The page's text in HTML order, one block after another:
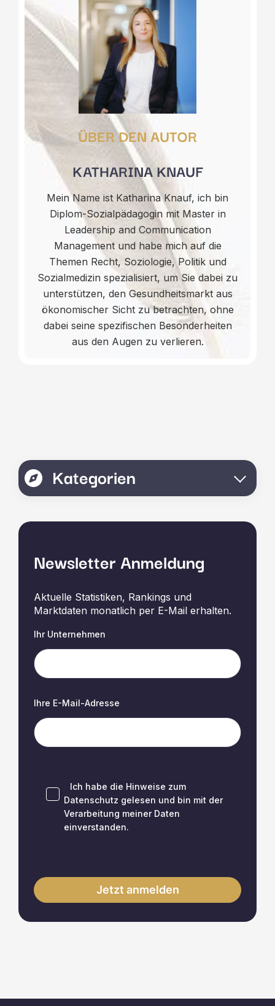
ÜBER DEN AUTOR
KATHARINA KNAUF
Mein Name ist Katharina Knauf, ich bin
Diplom-Sozialpädagogin mit Master in
Leadership and Communication
Management und habe mich auf die
Themen Recht, Soziologie, Politik und
Sozialmedizin spezialisiert, um Sie dabei zu
unterstützen, den Gesundheitsmarkt aus
ökonomischer Sicht zu betrachten, ohne
dabei seine spezifischen Besonderheiten
aus den Augen zu verlieren.
Kategorien
Newsletter Anmeldung
Aktuelle Statistiken, Rankings und
Marktdaten monatlich per E-Mail erhalten.
Ihr Unternehmen
Ihre E-Mail-Adresse
Ich habe die Hinweise zum
Datenschutz gelesen und bin mit der
Verarbeitung meiner Daten
einverstanden.